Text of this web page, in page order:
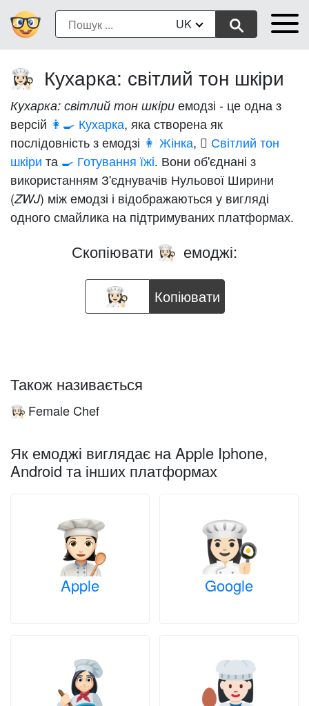
UK
👩🏻‍🍳 Кухарка: світлий тон шкіри
Кухарка: світлий тон шкіри емодзі - це одна з
версій 👩‍🍳 Кухарка, яка створена як
послідовність з емодзі 👩 Жінка, 🏻 Світлий тон
шкіри та 🍳 Готування їжі. Вони об'єднані з
використанням З'єднувачів Нульової Ширини
(ZWJ) між емодзі і відображаються у вигляді
одного смайлика на підтримуваних платформах.
Скопіювати 👩🏻‍🍳 емоджі:
Копіювати
Також називається
👩🏻‍🍳 Female Chef
Як емоджі виглядає на Apple Iphone,
Android та інших платформах
Apple Google